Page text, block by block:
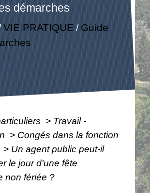
démarches
VIE PRATIQUE / Guide
> Travail -
> Congés dans la fonction
> Un agent public peut-il
le jour d'une fête
non fériée ?